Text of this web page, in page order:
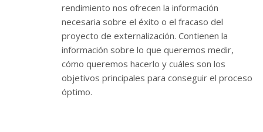
rendimiento nos ofrecen la información
necesaria sobre el éxito o el fracaso del
proyecto de externalización. Contienen la
información sobre lo que queremos medir,
cómo queremos hacerlo y cuáles son los
objetivos principales para conseguir el proceso
óptimo.